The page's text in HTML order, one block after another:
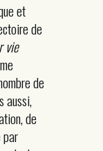
et
de
vie
de
aussi,
de
par